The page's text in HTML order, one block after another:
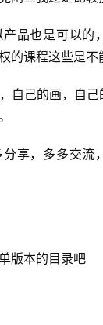
品也是可以的
的课程这些是不
自己的画，自
享，多多交流
版本的目录吧